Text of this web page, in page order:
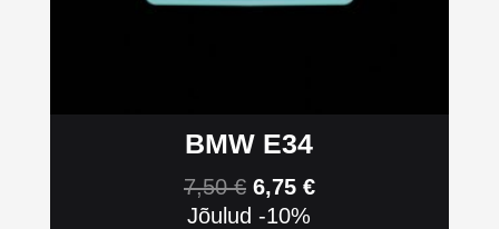
BMW E34
7,50€ 6,75 €
Jõulud -10%